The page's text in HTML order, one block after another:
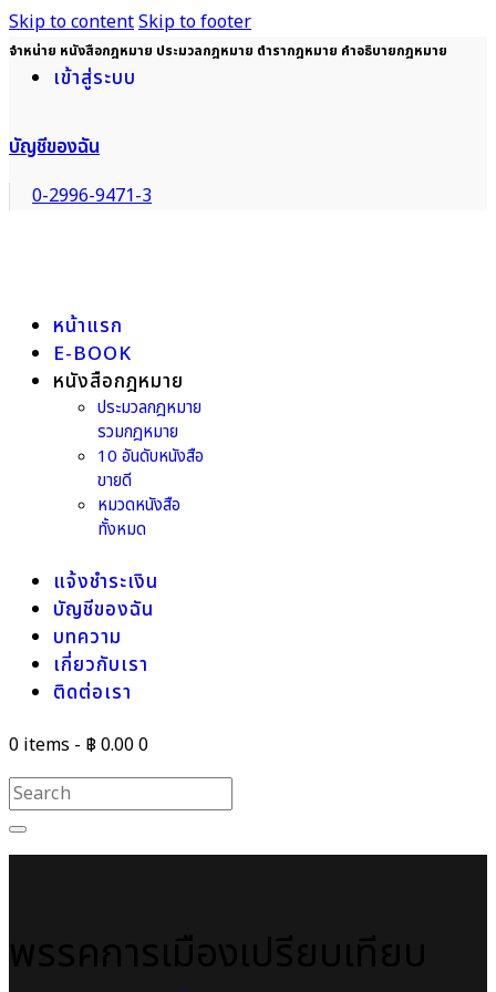
Skip to contentSkip to footer
จำหน่าย หนังสือกฎหมาย ประมวลกฎหมาย ตำรากฎหมาย คำอธิบายกฎหมาย
เข้าสู่ระบบ
บัญชีของฉัน
0-2996-9471-3
หน้าแรก
E-BOOK
หนังสือกฎหมาย
ประมวลกฎหมาย
รวมกฎหมาย
10 อันดับหนังสือ
ขายดี
หมวดหนังสือ
ทั้งหมด
แจ้งชำระเงิน
บัญชีของฉัน
บทความ
เกี่ยวกับเรา
ติดต่อเรา
0 items - ฿ 0.000